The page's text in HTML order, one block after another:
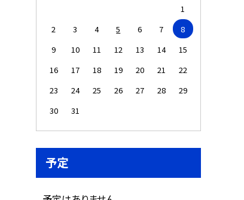
1
2
3 4 5 6 7
8
9
10 11 12 13 14
15
16
17 18 19 20 21
22
23
24 25 26 27 28
29
30
31
予定